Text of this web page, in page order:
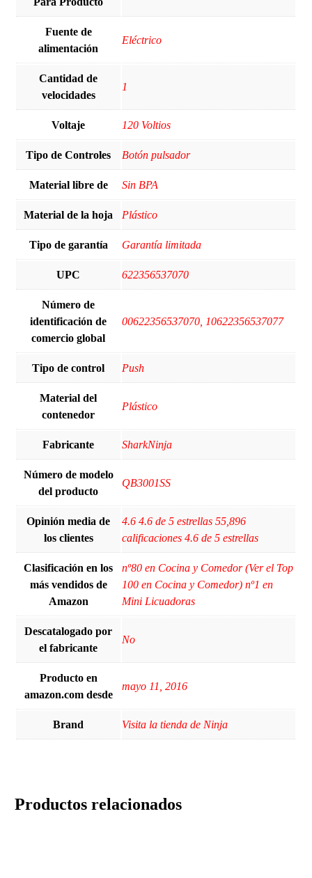
Fuente de
alimentación
Eléctrico
Cantidad de
velocidades
‎1
Voltaje 120 Voltios
Tipo de Controles Botón pulsador
Material libre de ‎Sin BPA
Material de la hoja ‎Plástico
Tipo de garantía Garantía limitada
UPC 622356537070
Número de
identificación de
comercio global
00622356537070, 10622356537077
Tipo de control Push
Material del
contenedor
‎Plástico
Fabricante SharkNinja
Número de modelo
del producto
QB3001SS
Opinión media de
los clientes
4.6 4.6 de 5 estrellas 55,896
calificaciones 4.6 de 5 estrellas
Clasificación en los
más vendidos de
Amazon
nº80 en Cocina y Comedor (Ver el Top
100 en Cocina y Comedor) nº1 en
Mini Licuadoras
Descatalogado por
el fabricante
‎No
Producto en
amazon.com desde
mayo 11, 2016
Brand Visita la tienda de Ninja
Productos relacionados